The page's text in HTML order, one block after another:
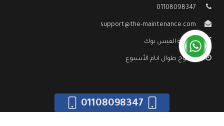
01108098347
support@the-maintenance.com
صفحة الفيس بوك
مفتوح طوال ايام الأسبوع
01108098347